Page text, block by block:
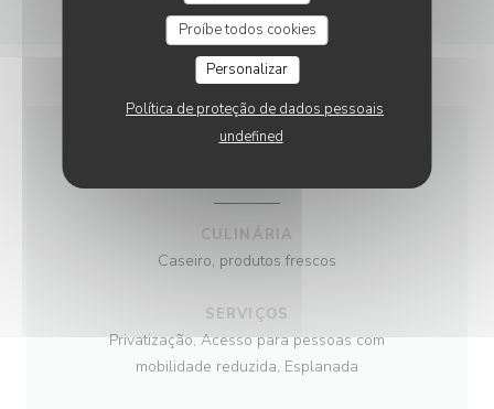
Proíbe todos cookies
Personalizar
Política de proteção de dados pessoais
undefined
CULINÁRIA
Caseiro, produtos frescos
SERVIÇOS
Privatização, Acesso para pessoas com
mobilidade reduzida, Esplanada